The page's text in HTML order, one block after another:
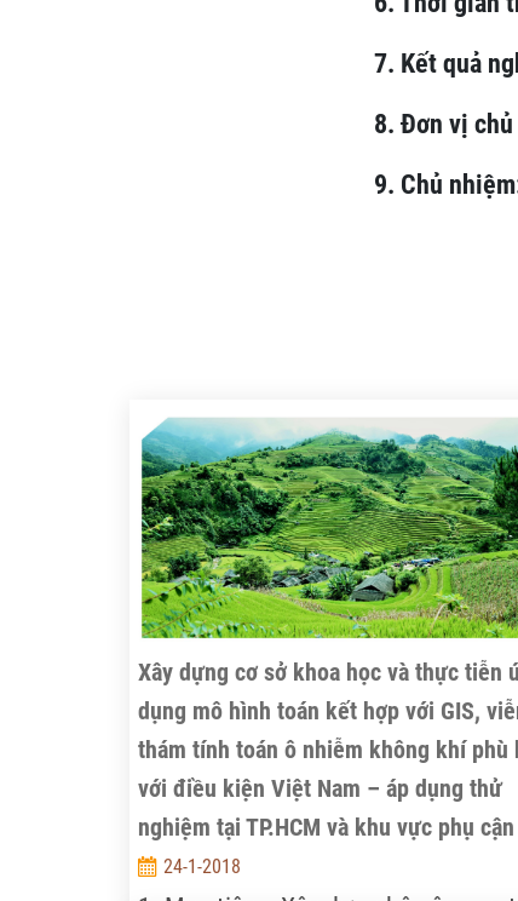
7. Kết quả
8. Đơn vị
9. Chủ
Xây dựng cơ sở khoa học và thực tiễn
dụng mô hình toán kết hợp với GIS,
thám tính toán ô nhiễm không khí phù
với điều kiện Việt Nam – áp dụng thử
nghiệm tại TP.HCM và khu vực phụ cận
24-1-2018